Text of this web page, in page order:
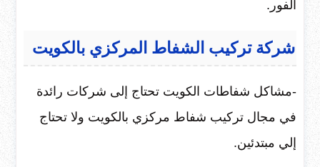
الفور.
شركة تركيب الشفاط المركزي بالكويت
-مشاكل شفاطات الكويت تحتاج إلى شركات رائدة
في مجال تركيب شفاط مركزي بالكويت ولا تحتاج
إلي مبتدئين.